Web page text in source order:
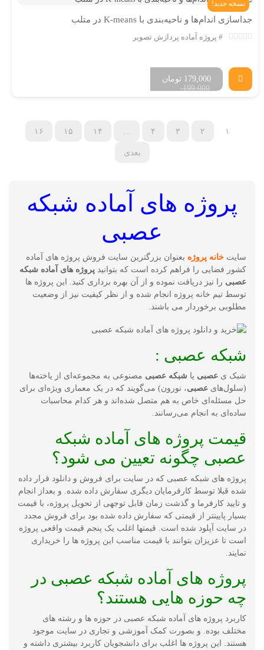
نسخه جدید!
جداسازی اندام‌ها و ناحیه‌بندی با K-means در متلب
پروژه آماده پردازش تصویر
199,000
تومان 179,000
۱ ۲ ۳ ۴ ۱۴ ۱۵ ۱۶
بعدی
پروژه های آماده شبکه
عصبی
سایت خانه پروژه بعنوان بزرگترین سایت فروش پروژه های آماده
کشور فضایی را فراهم کرده است که بتوانید پروژه های آماده شبکه
عصبی را نیز دریافت نموده و از آن بهره برداری کنید. این پروژه ها
توسط تیم خانه پروژه انجام شده و از نظر کیفیت نیز از وضعیت
مطلوبی برخوردار می باشند.
شبکه عصبی :
شبک ی عصبی یا شبکه عصبی مصنوعی به مجموعه‌ای از یاخته‌ها
(سلول‌های عصبی، نورون) می‌گویند که در یک معماری ویژه‌ای برای
حل مسئله‌ای خاص به هم متصل شده‌اند و هر کدام محاسبات
ساده‌ای به انجام می‌رسانند.
قیمت پروژه های آماده شبکه
عصبی چگونه تعیین می شود؟
پروژه های شبکه عصبی که در سایت برای فروش و دانلود قرار داده
شده قبلا توسط کارفرمایان دیگری سفارش داده شده. و بعداز انجام
و تایید کارفرما و گذشت زمان قابل توجهی از تحویل پروژه، با قیمت
بسیار پایینتر از قیمتی که سفارش داده شده بود برای فروش مجدد
در سایت آپلود شده است. قیمتها اغلب یک پنجم قیمت واقعی پروژه
است تا عزیزان بتوانند با قیمت مناسب این پروژه ها را خریداری
نمایند.
پروژه های آماده شبکه عصبی در
چه حوزه هایی هستند؟
کاربرد پروژه های آماده شبکه عصبی در حوزه ها و رشته های
مختلف بوده. و بصورت کمک آموزشی و تجاری در سایت موجود
هستند. این پروژه ها اغلب برای دانشجویان کاربرد بیشتری داشته و